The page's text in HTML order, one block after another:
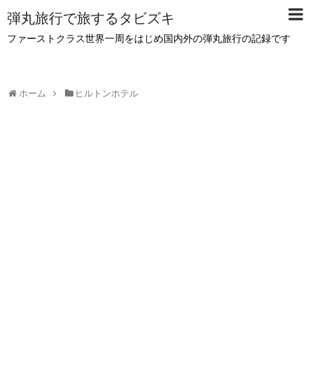
弾丸旅行で旅するタビズキ
ファーストクラス世界一周をはじめ国内外の弾丸旅行の記録です
ホーム ヒルトンホテル